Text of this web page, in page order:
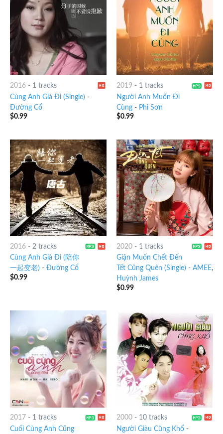
2016- 1 tracks
Cùng Anh Già Đi (Single) -
Đường Cổ
$0.99
2019 - 1 tracks
Người Anh Muốn Đi
Cùng- Phi Sơn
$0.99
2016- 2 tracks
Cùng Anh Già Đi (陪你
一起变老) - Đường Cổ
$0.99
2020- 1 tracks
Giận Muốn Chết Đến
Tết Cũng Quên (Single) - AMEE,
Huỳnh James
$0.99
2017 - 1 tracks
Cuối Cùng Anh Cũng
2000- 10 tracks
Người Giàu Cũng Khổ-